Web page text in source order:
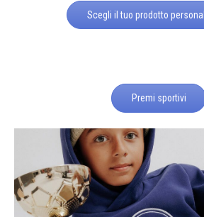
Scegli il tuo prodotto
Premi sportivi